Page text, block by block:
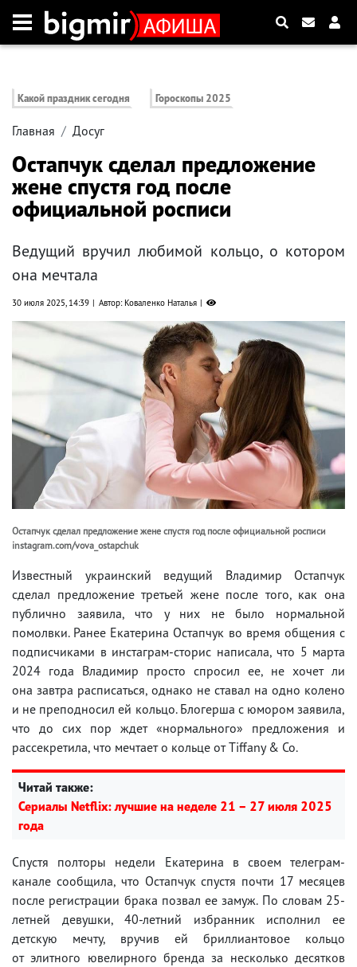
Какой праздник сегодня Гороскопы 2025
Главная Досуг
Остапчук сделал предложение
жене спустя год после
официальной росписи
Ведущий вручил любимой кольцо, о котором
она мечтала
30 июля 2025, 14:39 Автор: Коваленко Наталья
Остапчук сделал предложение жене спустя год после официальной росписи
instagram.com/vova_ostapchuk
Известный украинский ведущий Владимир Остапчук
сделал предложение третьей жене после того, как она
публично заявила, что у них не было нормальной
помолвки. Ранее Екатерина Остапчук во время общения с
подписчиками в инстаграм-сторис написала, что 5 марта
2024 года Владимир просто спросил ее, не хочет ли
она завтра расписаться, однако не ставал на одно колено
и не преподносил ей кольцо. Блогерша с юмором заявила,
что до сих пор ждет «нормального» предложения и
рассекретила, что мечтает о кольце от Tiffany & Co.
Читай также:
Сериалы Netflix: лучшие на неделе 21 – 27 июля 2025
года
Спустя полторы недели Екатерина в своем телеграм-
канале сообщила, что Остапчук спустя почти 17 месяцев
после регистрации брака позвал ее замуж. По словам 25-
летней девушки, 40-летний избранник исполнил ее
детскую мечту, вручив ей бриллиантовое кольцо
от элитного ювелирного бренда за несколько десятков